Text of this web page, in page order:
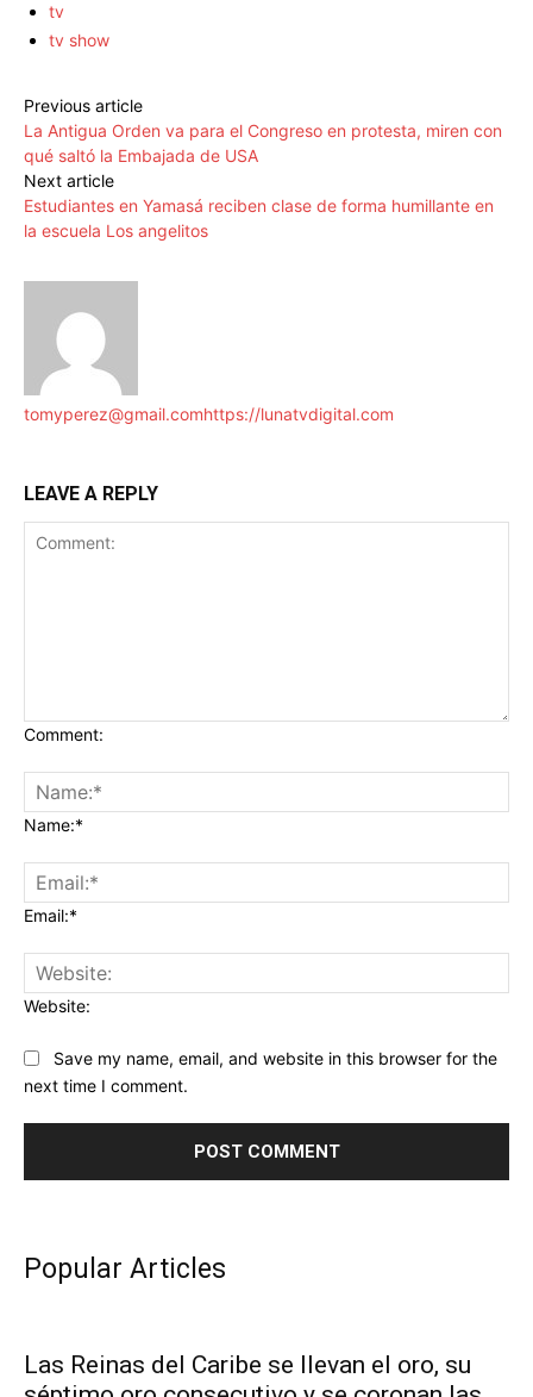
tv
tv show
Previous article
La Antigua Orden va para el Congreso en protesta, miren con
qué saltó la Embajada de USA
Next article
Estudiantes en Yamasá reciben clase de forma humillante en
la escuela Los angelitos
tomyperez@gmail.comhttps://lunatvdigital.com
LEAVE A REPLY
Comment:
Name:*
Email:*
Website:
Save my name, email, and website in this browser for the
next time I comment.
Popular Articles
Las Reinas del Caribe se llevan el oro, su